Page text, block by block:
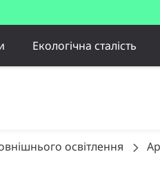
Екологічна сталість
освітлення